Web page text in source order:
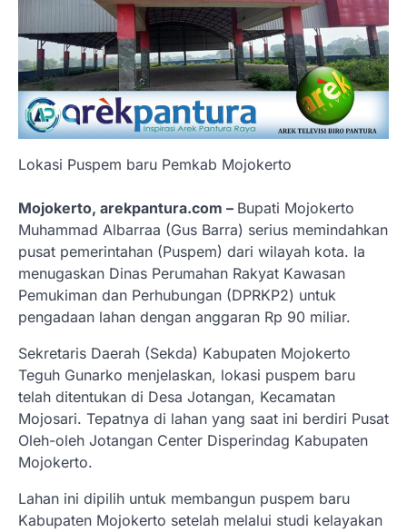
Lokasi Puspem baru Pemkab Mojokerto
Mojokerto, arekpantura.com – Bupati Mojokerto
Muhammad Albarraa (Gus Barra) serius memindahkan
pusat pemerintahan (Puspem) dari wilayah kota. Ia
menugaskan Dinas Perumahan Rakyat Kawasan
Pemukiman dan Perhubungan (DPRKP2) untuk
pengadaan lahan dengan anggaran Rp 90 miliar.
Sekretaris Daerah (Sekda) Kabupaten Mojokerto
Teguh Gunarko menjelaskan, lokasi puspem baru
telah ditentukan di Desa Jotangan, Kecamatan
Mojosari. Tepatnya di lahan yang saat ini berdiri Pusat
Oleh-oleh Jotangan Center Disperindag Kabupaten
Mojokerto.
Lahan ini dipilih untuk membangun puspem baru
Kabupaten Mojokerto setelah melalui studi kelayakan